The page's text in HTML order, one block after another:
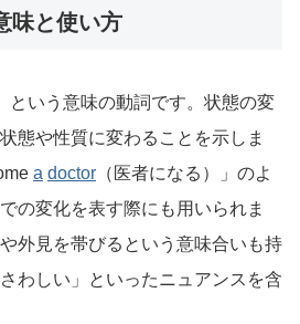
味と使い方
という意味の動詞です。状態の変
態や性質に変わることを示しま
a doctor （医者になる）」のよ
の変化を表す際にも用いられま
外見を帯びるという意味合いも持
わしい」といったニュアンスを含